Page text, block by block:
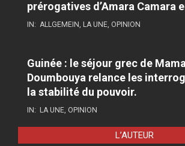
prérogatives d’Amara Camara
IN: ALLGEMEIN, LA UNE, OPINION
Guinée : le séjour grec de
Doumbouya relance les
la stabilité du pouvoir.
IN: LA UNE, OPINION
L’AUTEUR